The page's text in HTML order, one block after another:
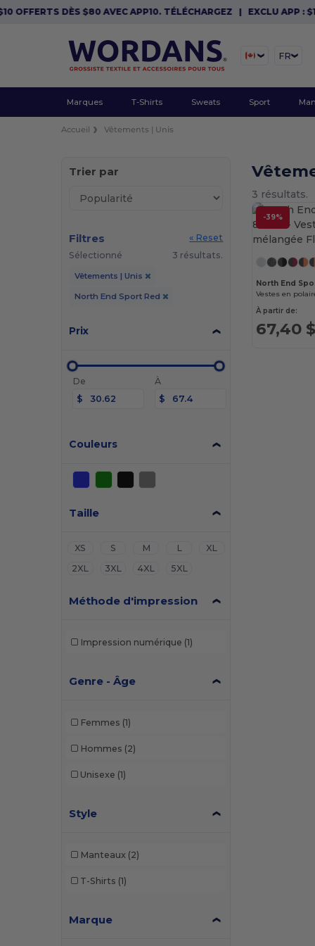
DÈS $80 AVEC APP10. TÉLÉCHARGEZ|EXCLU APP : $10
FR
Marques T-Shirts Sweats Sport
Accueil Vêtements | Unis
Trier par
Filtres
« Reset
Sélectionné
3 résultats.
Vêtements | Unis
North End Sport Red
Prix
De
$
À
$
Couleurs
Taille
XS S M L
XL
2XL
3XL 4XL 5XL
Méthode d'impression
Impression numérique (1)
Genre - Âge
Femmes (1)
Hommes (2)
Unisexe (1)
Style
Manteaux (2)
T-Shirts (1)
Marque
3 résultats.
-39%
North End
Vestes en
À partir de:
67,40